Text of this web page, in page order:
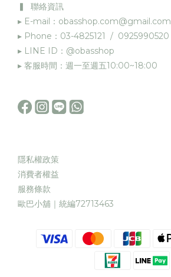
▍ 聯絡資訊
▸ E-mail：obasshop.com@gmail.com
▸ Phone：03-4825121 / 0925990520
▸ LINE ID：@obasshop
▸ 客服時間：週一至週五10:00~18:00
隱私權政策
消費者權益
服務條款
歐巴小舖｜統編72713463